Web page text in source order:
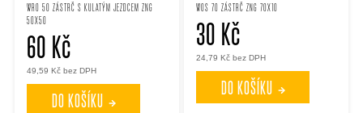
WRO 50 ZÁSTRČ S KULATÝM JEZDCEM ZNG
50X50
49,59 Kč bez DPH
60 Kč
DO KOŠÍKU
WOS 70 ZÁSTRČ ZNG 70X10
24,79 Kč bez DPH
30 Kč
DO KOŠÍKU